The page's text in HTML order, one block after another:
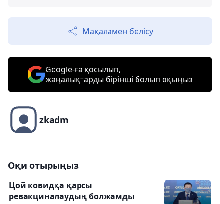
Мақаламен бөлісу
Google-ға қосылып,
жаңалықтарды бірінші болып оқыңыз
zkadm
Оқи отырыңыз
Цой ковидқа қарсы
ревакциналаудың болжамды